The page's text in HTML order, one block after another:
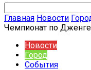
Главная Новости
Чемпионат по
Новости
Город
События